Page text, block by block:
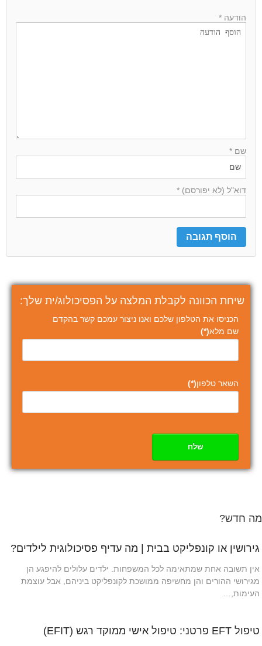
הודעה *
שם *
דוא"ל (לא יפורסם) *
שיחת הכוונה לקבלת המלצה על הפסיכולוג/ית שלך:
הכניסו את הטלפון שלכם ואנו ניצור עמכם קשר בהקדם
שם מלא(*)
השאר טלפון(*)
שלח
מה חדש?
גירושין או קונפליקט בבית | מה עדיף פסיכולוגית לילדים?
אין תשובה אחת שמתאימה לכל המשפחות. ילדים עלולים להיפגע הן
מגירושי ההורים והן מחשיפה ממושכת לקונפליקט ביניהם, אבל עוצמת
העימות,…
טיפול EFT פרטני: טיפול אישי ממוקד רגש (EFIT)